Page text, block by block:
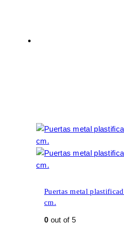
Puertas metal
cm.
0 out of 5